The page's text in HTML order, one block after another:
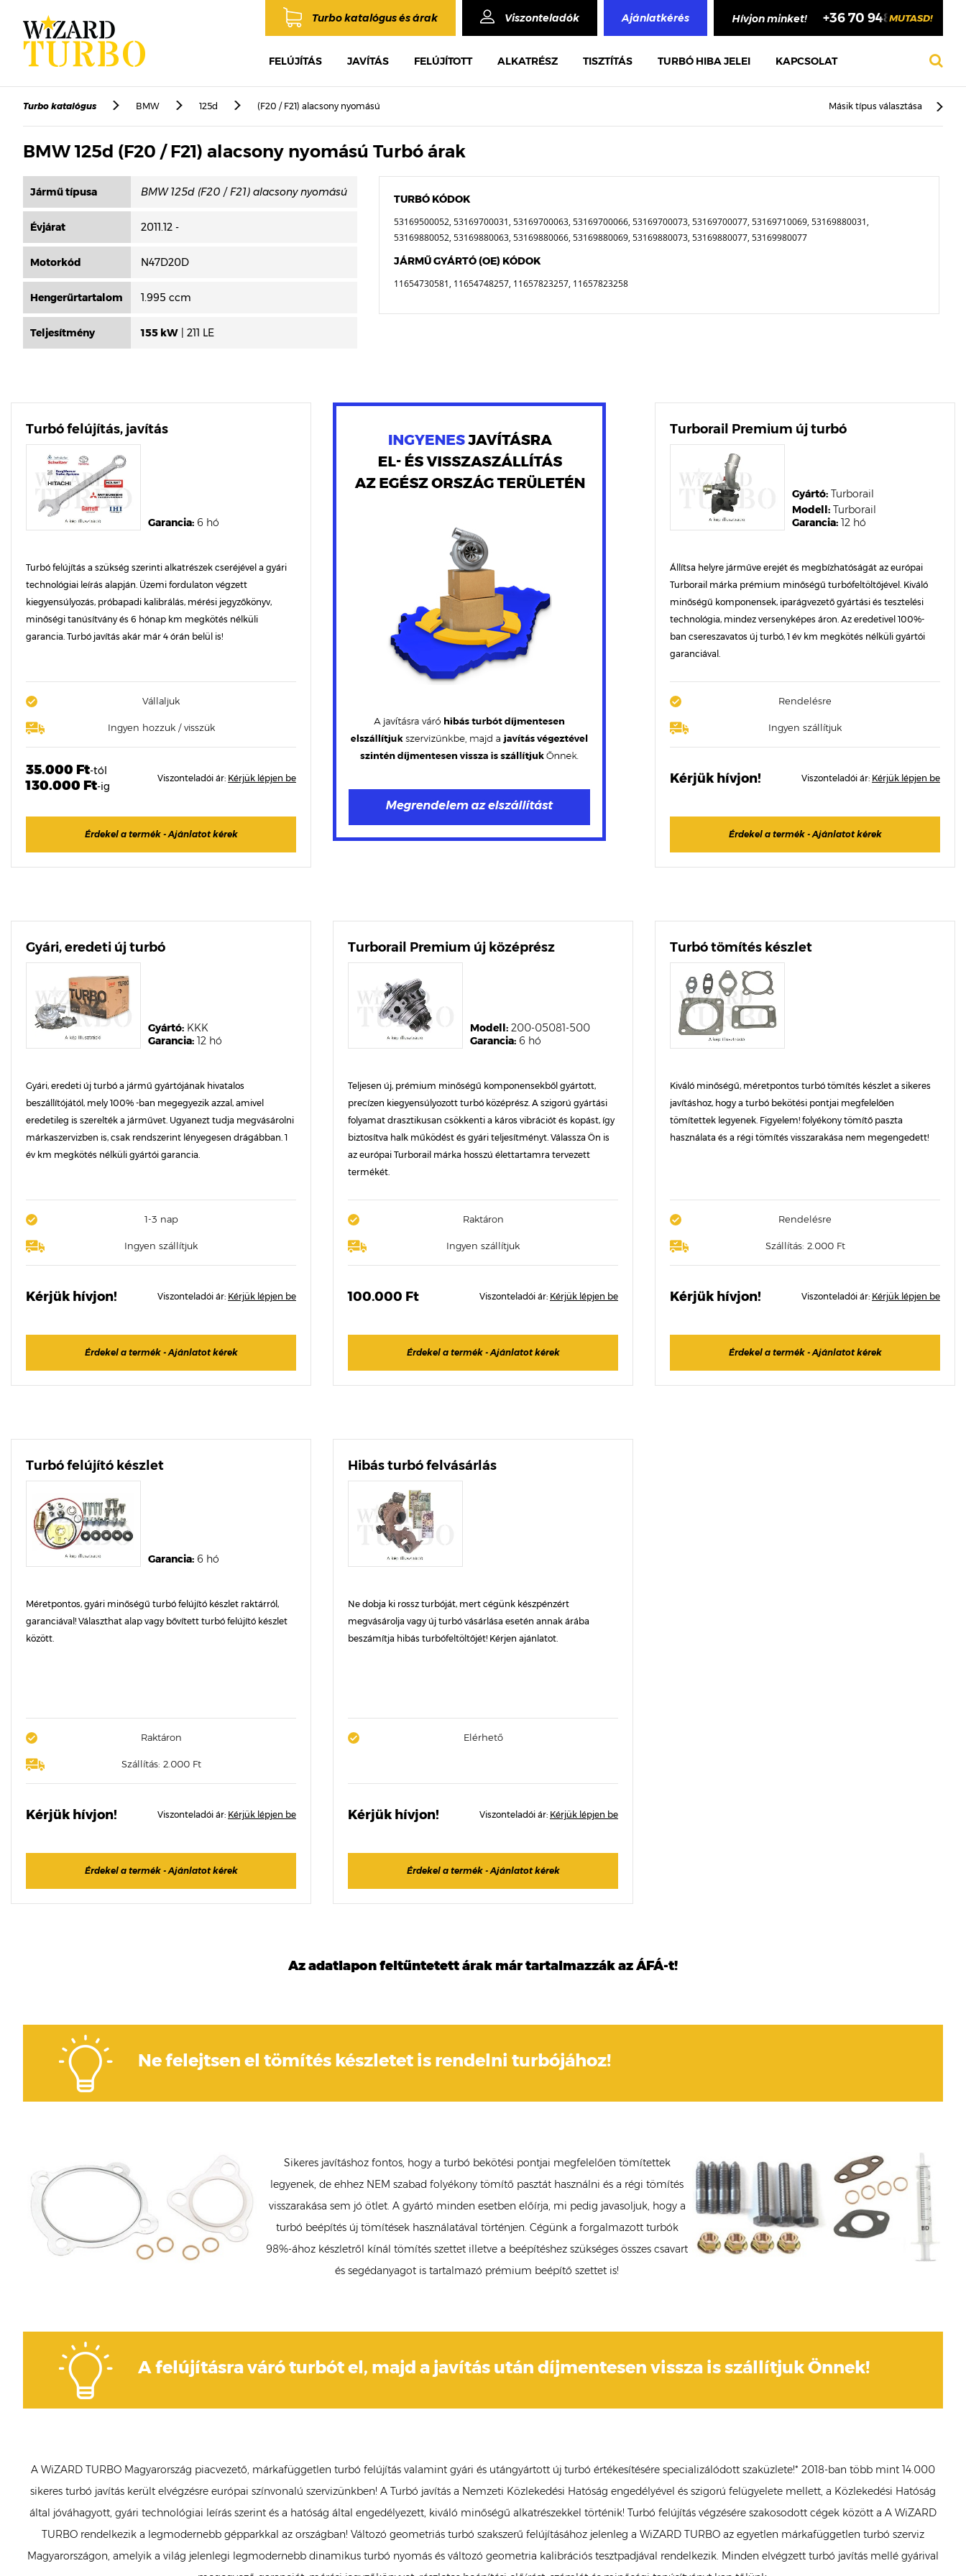
Turbo katalógus és árak Viszonteladók Ajánlatkérés Hívjon minket! +36 70 948 4748
MUTASD!
FELÚJÍTÁS JAVÍTÁS FELÚJÍTOTT ALKATRÉSZ TISZTÍTÁS TURBÓ HIBA JELEI KAPCSOLAT
Turbo katalógus BMW 125d (F20 / F21) alacsony nyomású Másik típus választása
BMW 125d (F20 / F21) alacsony nyomású Turbó árak
Jármű típusa
Évjárat 2011.12 -
Motorkód N47D20D
Hengerűrtartalom 1.995 ccm
Teljesítmény 155 kW | 211 LE
TURBÓ KÓDOK
53169500052, 53169700031, 53169700063, 53169700066, 53169700073, 53169700077, 53169710069, 53169880031,
53169880052, 53169880063, 53169880066, 53169880069, 53169880073, 53169880077, 53169980077
JÁRMŰ GYÁRTÓ (OE) KÓDOK
11654730581, 11654748257, 11657823257, 11657823258
Turbó felújítás, javítás
Garancia: 6 hó
Turbó felújítás a szükség szerinti alkatrészek cseréjével a gyári
technológiai leírás alapján. Üzemi fordulaton végzett
kiegyensúlyozás, próbapadi kalibrálás, mérési jegyzőkönyv,
minőségi tanúsítvány és 6 hónap km megkötés nélküli
garancia. Turbó javítás akár már 4 órán belül is!
Vállaljuk
Ingyen hozzuk / visszük
35.000 Ft-tól
130.000 Ft-ig
Viszonteladói ár: Kérjük lépjen be
Érdekel a termék - Ajánlatot kérek
Turborail Premium új turbó
Garancia: 12 hó
Modell: Turborail
Gyártó: Turborail
Állítsa helyre járműve erejét és megbízhatóságát az európai
Turborail márka prémium minőségű turbófeltöltőjével. Kiváló
minőségű komponensek, iparágvezető gyártási és tesztelési
technológia, mindez versenyképes áron. Az eredetivel 100%-
ban csereszavatos új turbó, 1 év km megkötés nélküli gyártói
garanciával.
Rendelésre
Ingyen szállítjuk
Kérjük hívjon! Viszonteladói ár: Kérjük lépjen be
Érdekel a termék - Ajánlatot kérek
Gyári, eredeti új turbó
Garancia: 12 hó
Gyártó: KKK
Gyári, eredeti új turbó a jármű gyártójának hivatalos
beszállítójától, mely 100% -ban megegyezik azzal, amivel
eredetileg is szerelték a járművet. Ugyanezt tudja megvásárolni
márkaszervizben is, csak rendszerint lényegesen drágábban. 1
év km megkötés nélküli gyártói garancia.
1-3 nap
Ingyen szállítjuk
Kérjük hívjon! Viszonteladói ár: Kérjük lépjen be
Érdekel a termék - Ajánlatot kérek
Turborail Premium új középrész
Garancia: 6 hó
Modell: 200-05081-500
Teljesen új, prémium minőségű komponensekből gyártott,
precízen kiegyensúlyozott turbó középrész. A szigorú gyártási
folyamat drasztikusan csökkenti a káros vibrációt és kopást, így
biztosítva halk működést és gyári teljesítményt. Válassza Ön is
az európai Turborail márka hosszú élettartamra tervezett
termékét.
Raktáron
Ingyen szállítjuk
100.000 Ft Viszonteladói ár: Kérjük lépjen be
Érdekel a termék - Ajánlatot kérek
Turbó tömítés készlet
Kiváló minőségű, méretpontos turbó tömítés készlet a sikeres
javításhoz, hogy a turbó bekötési pontjai megfelelően
tömítettek legyenek. Figyelem! folyékony tömítő paszta
használata és a régi tömítés visszarakása nem megengedett!
Rendelésre
Szállítás: 2.000 Ft
Kérjük hívjon! Viszonteladói ár: Kérjük lépjen be
Érdekel a termék - Ajánlatot kérek
Turbó felújító készlet
Garancia: 6 hó
Méretpontos, gyári minőségű turbó felújító készlet raktárról,
garanciával! Választhat alap vagy bővített turbó felújító készlet
között.
Raktáron
Szállítás: 2.000 Ft
Kérjük hívjon! Viszonteladói ár: Kérjük lépjen be
Érdekel a termék - Ajánlatot kérek
Hibás turbó felvásárlás
Ne dobja ki rossz turbóját, mert cégünk készpénzért
megvásárolja vagy új turbó vásárlása esetén annak árába
beszámítja hibás turbófeltöltőjét! Kérjen ajánlatot.
Elérhető
Kérjük hívjon! Viszonteladói ár: Kérjük lépjen be
Érdekel a termék - Ajánlatot kérek
Az adatlapon feltűntetett árak már tartalmazzák az ÁFÁ-t!
Ne felejtsen el tömítés készletet is rendelni turbójához!
Sikeres javításhoz fontos, hogy a turbó bekötési pontjai megfelelően tömítettek
legyenek, de ehhez NEM szabad folyékony tömítő pasztát használni és a régi tömítés
visszarakása sem jó ötlet. A gyártó minden esetben előírja, mi pedig javasoljuk, hogy a
turbó beépítés új tömítések használatával történjen. Cégünk a forgalmazott turbók
98%-ához készletről kínál tömítés szettet illetve a beépítéshez szükséges összes csavart
és segédanyagot is tartalmazó prémium beépítő szettet is!
A felújításra váró turbót el, majd a javítás után díjmentesen vissza is szállítjuk Önnek!
A WiZARD TURBO Magyarország piacvezető, márkafüggetlen turbó felújítás valamint gyári és utángyártott új turbó értékesítésére specializálódott szaküzlete!* 2018-ban több mint 14.000
sikeres turbó javítás került elvégzésre európai színvonalú szervizünkben! A Turbó javítás a Nemzeti Közlekedési Hatóság engedélyével és szigorú felügyelete mellett, a Közlekedési Hatóság
által jóváhagyott, gyári technológiai leírás szerint és a hatóság által engedélyezett, kiváló minőségű alkatrészekkel történik! Turbó felújítás végzésére szakosodott cégek között a A WiZARD
TURBO rendelkezik a legmodernebb gépparkkal az országban! Változó geometriás turbó szakszerű felújításához jelenleg a WiZARD TURBO az egyetlen márkafüggetlen turbó szerviz
Magyarországon, amelyik a világ jelenlegi legmodernebb dinamikus turbó nyomás és változó geometria kalibrációs tesztpadjával rendelkezik. Minden elvégzett turbó javítás mellé gyárival